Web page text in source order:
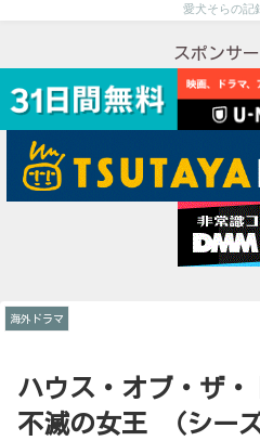
愛犬そらの記
スポンサ
ハウス・オブ・ザ
不滅の女王 （シー
海外ドラマ